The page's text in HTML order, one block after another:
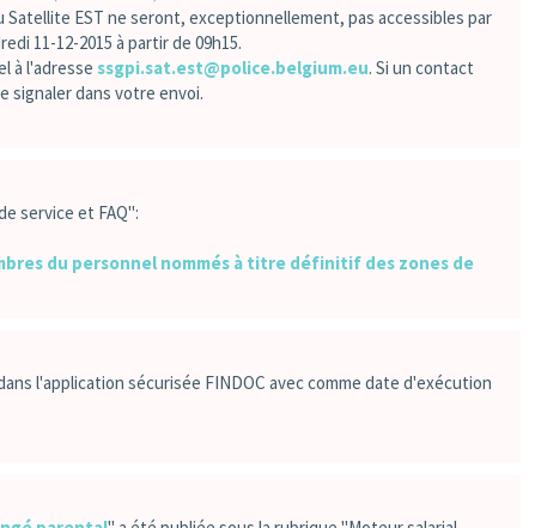
EST ne seront, exceptionnellement, pas accessibles par
11-12-2015 à partir de 09h15.
à l'adresse ssgpi.sat.est@police.belgium.eu. Si un contact
signaler dans votre envoi.
service et FAQ":
du personnel nommés à titre définitif des zones de
l'application sécurisée FINDOC avec comme date d'exécution